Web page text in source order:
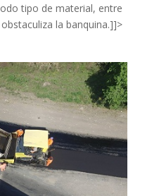
tipo de material, entre
la banquina.]]>